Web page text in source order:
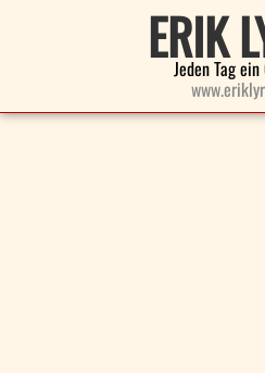
ERIK
Jeden Tag